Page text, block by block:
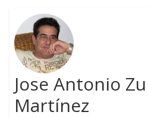
Jose Antonio
Martínez